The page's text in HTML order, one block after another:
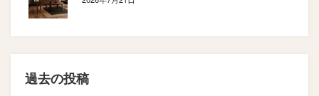
過去の投稿